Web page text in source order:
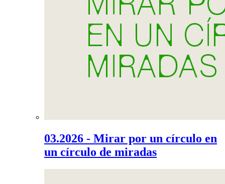
03.2026 - Mirar por un círculo en
un círculo de miradas